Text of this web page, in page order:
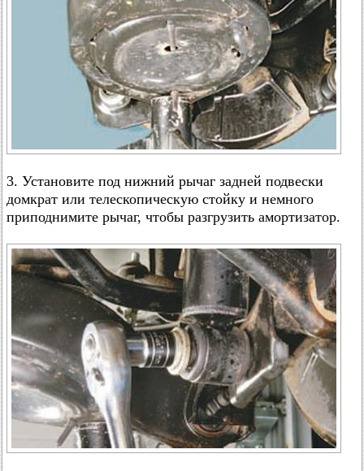
3. Установите под нижний рычаг задней подвески
домкрат или телескопическую стойку и немного
приподнимите рычаг, чтобы разгрузить амортизатор.